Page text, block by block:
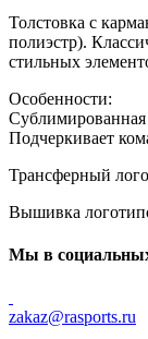
Толстовка с
полиэстр).
стильных
Особенности:
Сублимированная
Подчеркивает
Трансферный
Вышивка
Мы в
zakaz@rasports.ru